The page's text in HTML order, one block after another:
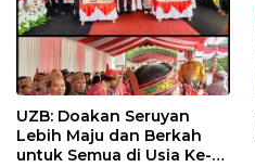
UZB: Doakan Seruyan
Lebih Maju dan Berkah
untuk Semua di Usia Ke-